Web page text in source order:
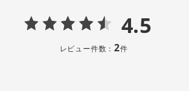
4.5
レビュー件数：2件